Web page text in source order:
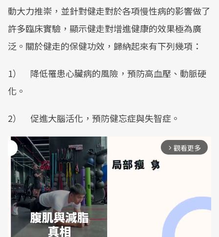
動大力推崇，並針對健走對於各項慢性病的影響做了
許多臨床實驗，顯示健走對增進健康的效果極為廣
泛。關於健走的保健功效，歸納起來有下列幾項：
1） 降低罹患心臟病的風險，預防高血壓、動脈硬
化。
2） 促進大腦活化，預防健忘症與失智症。
arrow_forward_ios 觀看更多